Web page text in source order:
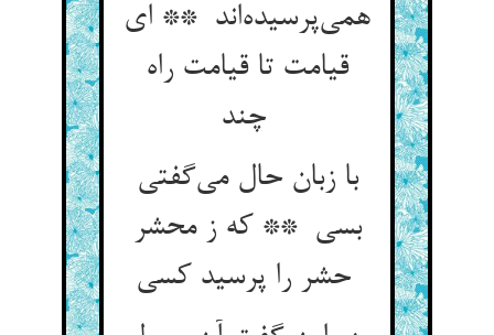
همی‌پرسیده‌اند ** ای
قیامت تا قیامت راه
چند
با زبان حال می‌گفتی
بسی ** که ز محشر
حشر را پرسید کسی